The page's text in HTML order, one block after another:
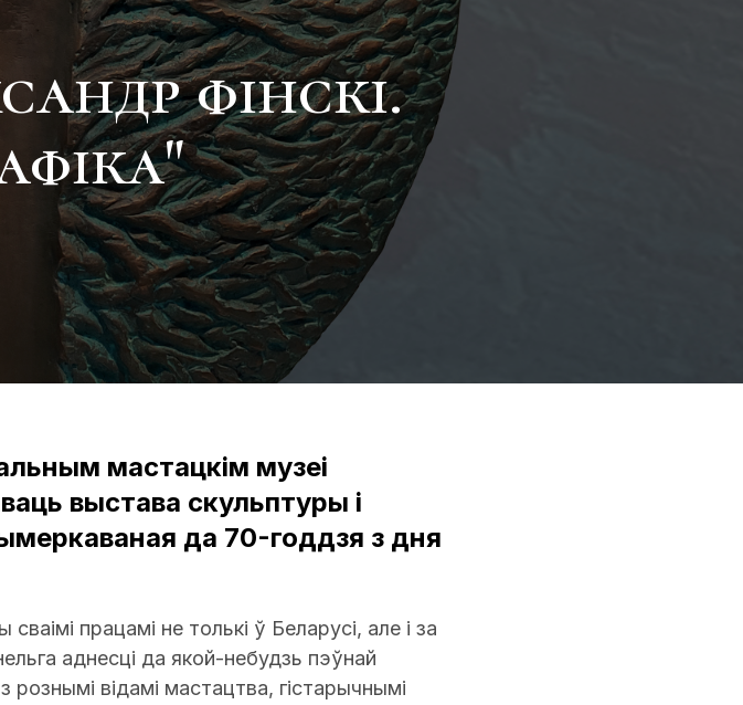
фінскі.
мастацкім музеі
выстава скульптуры і
да 70-годдзя з дня
працамі не толькі ў Беларусі, але і за
аднесці да якой-небудзь пэўнай
рознымі відамі мастацтва, гістарычнымі